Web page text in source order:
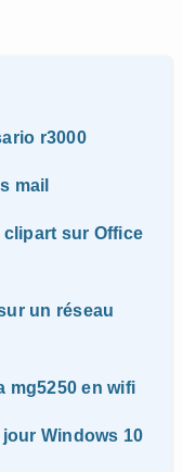
r3000
mail
sur Office
un réseau
mg5250 en wifi
Windows 10